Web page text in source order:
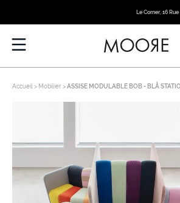
Le Corner, 16
Accueil Mobilier ASSISE MODULABLE BOB - BLÅ